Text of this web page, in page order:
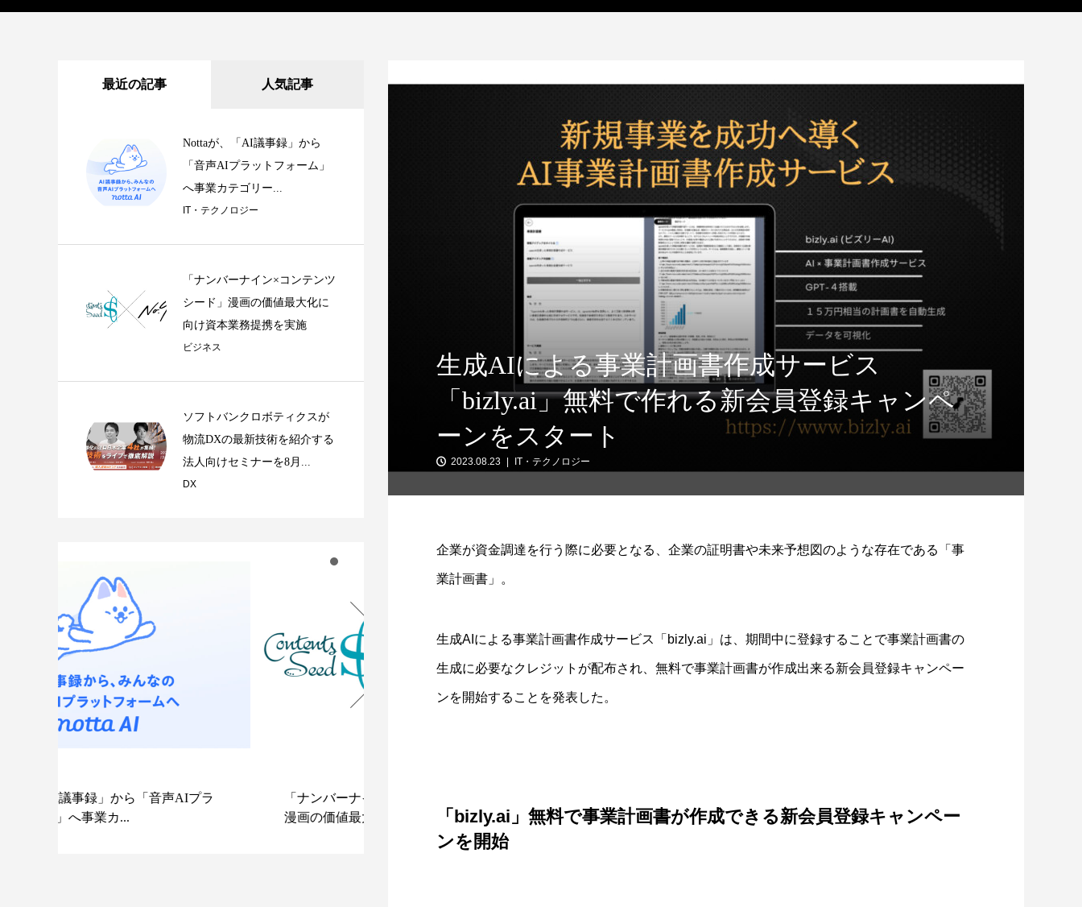
生成AIによる事業計画書作成サービス
「bizly.ai」無料で作れる新会員登録キャンペ
ーンをスタート
2023.08.23 IT・テクノロジー
企業が資金調達を行う際に必要となる、企業の証明書や未来予想図のような存在である「事
業計画書」。
生成AIによる事業計画書作成サービス「bizly.ai」は、期間中に登録することで事業計画書の
生成に必要なクレジットが配布され、無料で事業計画書が作成出来る新会員登録キャンペー
ンを開始することを発表した。
「bizly.ai」無料で事業計画書が作成できる新会員登録キャンペー
ンを開始
最近の記事 人気記事
Nottaが、「AI議事録」から
「音声AIプラットフォーム」
へ事業カテゴリー...
IT・テクノロジー
「ナンバーナイン×コンテンツ
シード」漫画の価値最大化に
向け資本業務提携を実施
ビジネス
ソフトバンクロボティクスが
物流DXの最新技術を紹介する
法人向けセミナーを8月...
DX
「ナンバーナイン×コンテンツシード」
漫画の価値最大化に向け資本業務提...
新技術を紹介する法人向けセミナ...
ットフォーム」へ事業カ...